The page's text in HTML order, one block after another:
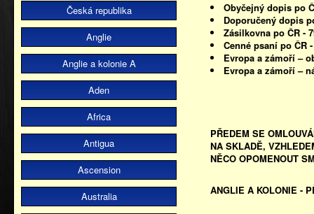
Česká republika
Anglie
Anglie a kolonie A
Aden
Africa
Antigua
Ascension
Australia
Obyčejný dopis po
Doporučený dopis
Zásilkovna po ČR -
Cenné psaní po ČR
Evropa a zámoří –
Evropa a zámoří –
PŘEDEM SE
NA SKLADĚ,
NĚCO OPOMENOUT
ANGLIE A KOLONIE -